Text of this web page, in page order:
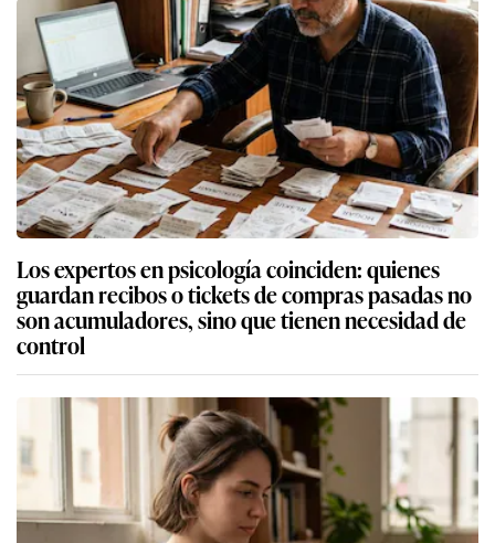
Los expertos en psicología coinciden: quienes
guardan recibos o tickets de compras pasadas no
son acumuladores, sino que tienen necesidad de
control